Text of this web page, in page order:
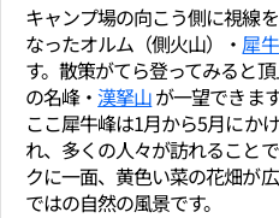
キャンプ場の向こう側に視線
なったオルム（側火山）・ 犀
す。散策がてら登ってみると
の名峰・漢拏山が一望できます
ここ犀牛峰は1月から5月にか
れ、多くの人々が訪れること
クに一面、黄色い菜の花畑が
ではの自然の風景です。